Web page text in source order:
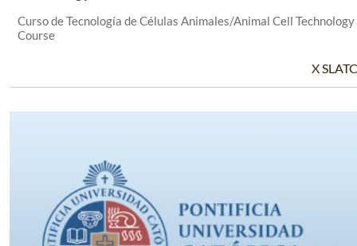
Curso de Tecnología de Células Animales/Animal Cell Technology
Course
X